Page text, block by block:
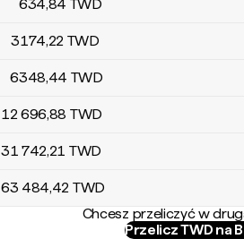
634,84 TWD
3174,22 TWD
6348,44 TWD
12 696,88 TWD
31 742,21 TWD
63 484,42 TWD
Chcesz przeliczyć w
Przelicz TWD na